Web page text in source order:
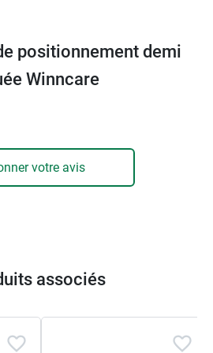
aux ions Ag+ et soudée aux
: microbilles de
avec marquage CE.
vendu à l'unité.
positionnement demi
Winncare
votre avis
associés